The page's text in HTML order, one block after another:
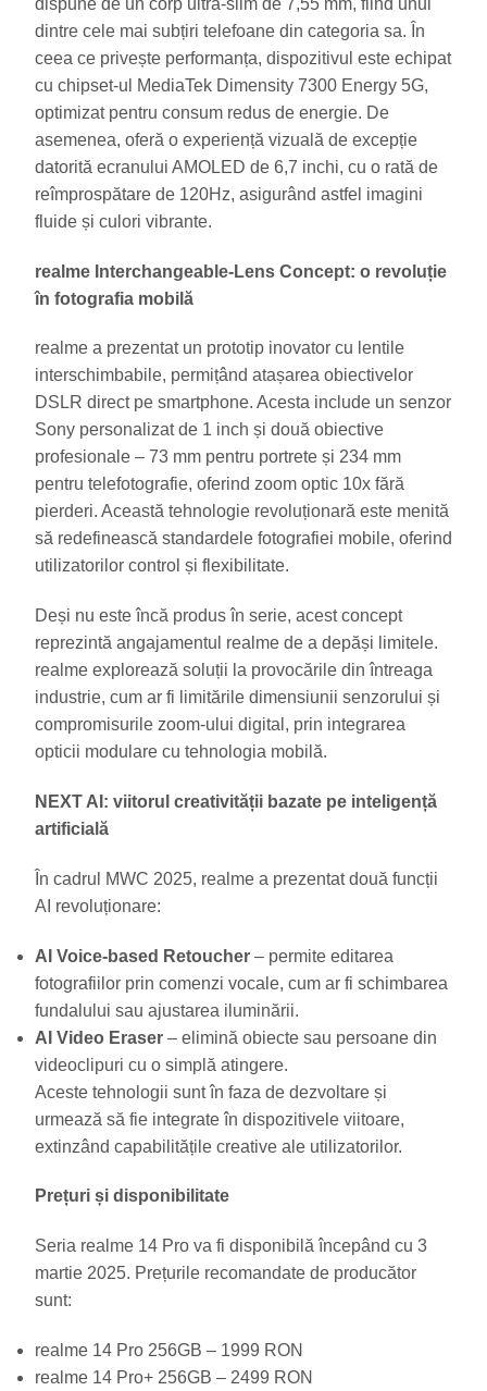
dintre cele mai subțiri telefoane din categoria sa. În
ceea ce privește performanța, dispozitivul este echipat
cu chipset-ul MediaTek Dimensity 7300 Energy 5G,
optimizat pentru consum redus de energie. De
asemenea, oferă o experiență vizuală de excepție
datorită ecranului AMOLED de 6,7 inchi, cu o rată de
reîmprospătare de 120Hz, asigurând astfel imagini
fluide și culori vibrante.
realme Interchangeable-Lens Concept: o revoluție
în fotografia mobilă
realme a prezentat un prototip inovator cu lentile
interschimbabile, permițând atașarea obiectivelor
DSLR direct pe smartphone. Acesta include un senzor
Sony personalizat de 1 inch și două obiective
profesionale – 73 mm pentru portrete și 234 mm
pentru telefotografie, oferind zoom optic 10x fără
pierderi. Această tehnologie revoluționară este menită
să redefinească standardele fotografiei mobile, oferind
utilizatorilor control și flexibilitate.
Deși nu este încă produs în serie, acest concept
reprezintă angajamentul realme de a depăși limitele.
realme explorează soluții la provocările din întreaga
industrie, cum ar fi limitările dimensiunii senzorului și
compromisurile zoom-ului digital, prin integrarea
opticii modulare cu tehnologia mobilă.
NEXT AI: viitorul creativității bazate pe inteligență
artificială
În cadrul MWC 2025, realme a prezentat două funcții
AI revoluționare:
AI Voice-based Retoucher – permite editarea
fotografiilor prin comenzi vocale, cum ar fi schimbarea
fundalului sau ajustarea iluminării.
AI Video Eraser – elimină obiecte sau persoane din
videoclipuri cu o simplă atingere.
Aceste tehnologii sunt în faza de dezvoltare și
urmează să fie integrate în dispozitivele viitoare,
extinzând capabilitățile creative ale utilizatorilor.
Prețuri și disponibilitate
Seria realme 14 Pro va fi disponibilă începând cu 3
martie 2025. Prețurile recomandate de producător
sunt:
realme 14 Pro 256GB – 1999 RON
realme 14 Pro+ 256GB – 2499 RON